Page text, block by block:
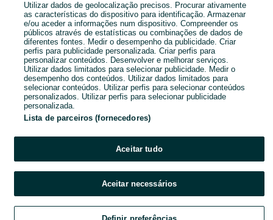
Utilizar dados de geolocalização precisos. Procurar ativamente
as características do dispositivo para identificação. Armazenar
e/ou aceder a informações num dispositivo. Compreender os
públicos através de estatísticas ou combinações de dados de
diferentes fontes. Medir o desempenho da publicidade. Criar
perfis para publicidade personalizada. Criar perfis para
personalizar conteúdos. Desenvolver e melhorar serviços.
Utilizar dados limitados para selecionar publicidade. Medir o
desempenho dos conteúdos. Utilizar dados limitados para
selecionar conteúdos. Utilizar perfis para selecionar conteúdos
personalizados. Utilizar perfis para selecionar publicidade
personalizada.
Lista de parceiros (fornecedores)
Aceitar tudo
Aceitar necessários